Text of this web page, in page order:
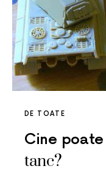
DE TOATE
Cine
tanc?